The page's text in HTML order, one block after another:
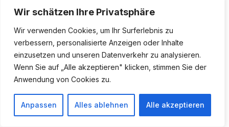
Wir schätzen Ihre Privatsphäre
Wir verwenden Cookies, um Ihr Surferlebnis zu
verbessern, personalisierte Anzeigen oder Inhalte
einzusetzen und unseren Datenverkehr zu analysieren.
Wenn Sie auf „Alle akzeptieren" klicken, stimmen Sie der
Anwendung von Cookies zu.
Anpassen Alles ablehnen Alle akzeptieren
für die Sicherheit und Funktion des Geräts
Was ist der Unterschied zwischen
einem Ceranfeld und einem
Induktionskochfeld?
Ein Ceranfeld erhitzt die Kochzone mittels
Heizspiralen unter der Glaskeramik. Ein